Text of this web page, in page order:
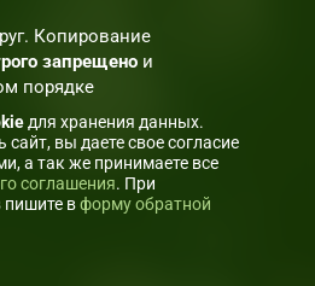
Копирование
запрещено и
порядке
для хранения данных.
вы даете свое согласие
а так же принимаете все
соглашения. При
пишите вформу обратной